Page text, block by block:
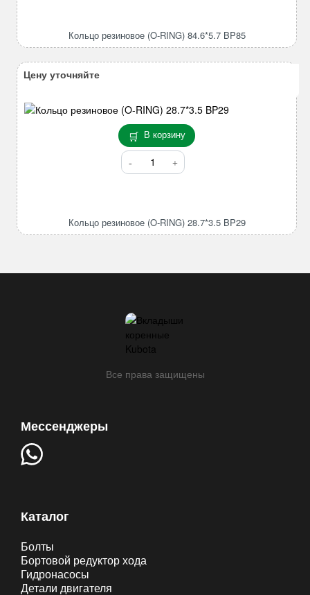
RING)
Кольцо резиновое (O-RING) 84.6*5.7 BP85
В корзину
Количество
товара
RING)
Кольцо резиновое (O-RING) 28.7*3.5 BP29
Цену уточняйте
Все права защищены
Мессенджеры
Каталог
Болты
Бортовой редуктор хода
Гидронасосы
Детали двигателя